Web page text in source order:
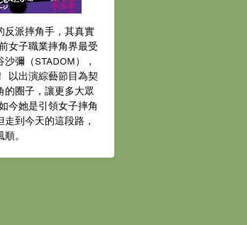
反派摔角手，其真實
女子職業摔角界最受
彌（STADOM），
以出演綜藝節目為契
的圈子，讓更多大眾
今她是引領女子摔角
到今天的這段路，
。